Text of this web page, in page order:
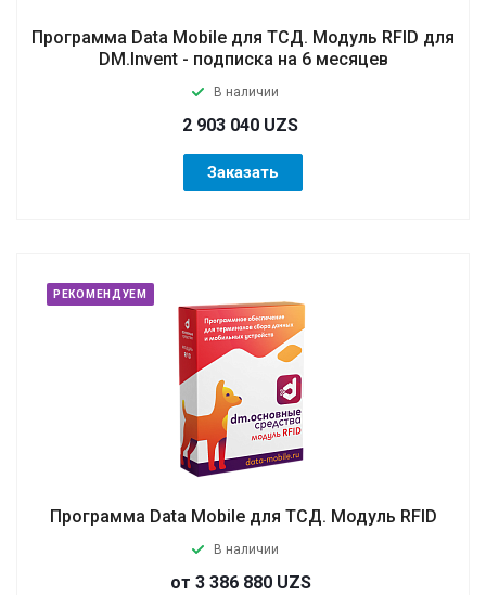
Программа Data Mobile для ТСД. Модуль RFID для
DM.Invent - подписка на 6 месяцев
В наличии
2 903 040 UZS
Заказать
РЕКОМЕНДУЕМ
Программа Data Mobile для ТСД. Модуль RFID
В наличии
от 3 386 880 UZS